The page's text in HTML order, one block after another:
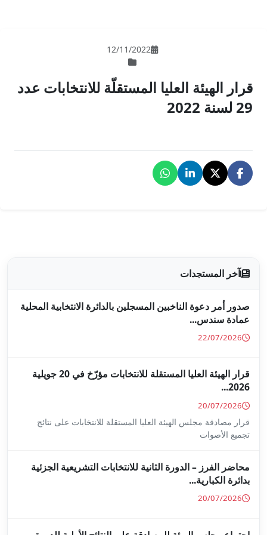
للانتخابات عدد
بالدائرة الانتخابية المحلية
قرار الهيئة العليا المستقلة للانتخابات مؤرّخ في 20 جويلية
المستقلة للانتخابات على نتائج
للانتخابات التشريعية الجزئية